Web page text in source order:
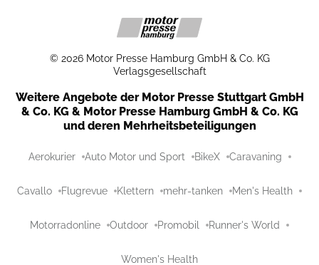
© 2026 Motor Presse Hamburg GmbH & Co. KG
Verlagsgesellschaft
Weitere Angebote der Motor Presse Stuttgart GmbH
& Co. KG & Motor Presse Hamburg GmbH & Co. KG
und deren Mehrheitsbeteiligungen
Aerokurier Auto Motor und Sport BikeX Caravaning
Cavallo Flugrevue Klettern mehr-tanken Men's Health
Motorradonline Outdoor Promobil Runner's World
Women's Health